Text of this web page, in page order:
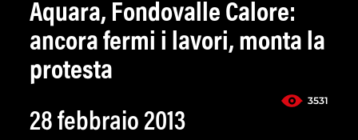
Aquara, Fondovalle Calore:
ancora fermi i lavori, monta la
protesta
3531
28 febbraio 2013